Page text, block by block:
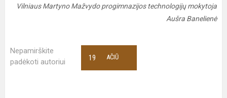
Vilniaus Martyno Mažvydo progimnazijos technologijų mokytoja
Aušra Banelienė
Nepamirškite
padėkoti autoriui
AČIŪ
19